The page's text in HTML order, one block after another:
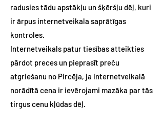
radusies tādu apstākļu un šķēršļu dēļ, kuri
ir ārpus internetveikala saprātīgas
kontroles.
Internetveikals patur tiesības atteikties
pārdot preces un pieprasīt preču
atgriešanu no Pircēja, ja internetveikalā
norādītā cena ir ievērojami mazāka par tās
tirgus cenu kļūdas dēļ.